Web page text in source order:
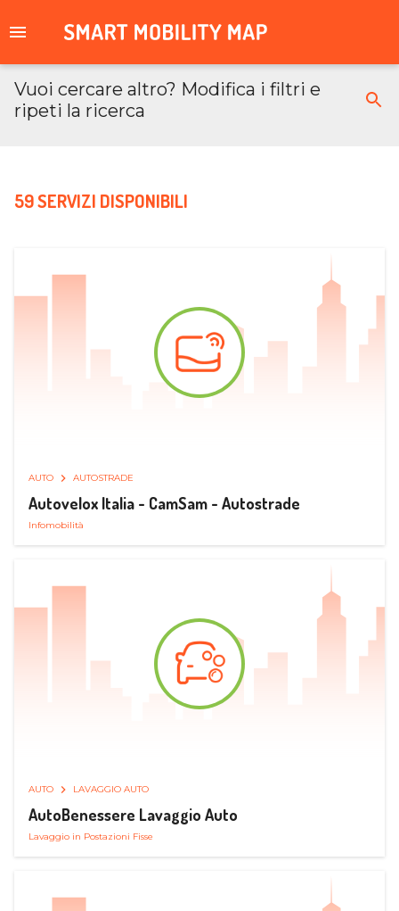
Vuoi cercare altro? Modifica i filtri e
ripeti la ricerca
59 SERVIZI DISPONIBILI
AUTO AUTOSTRADE
Autovelox Italia - CamSam - Autostrade
Infomobilità
AUTO LAVAGGIO AUTO
AutoBenessere Lavaggio Auto
Lavaggio in Postazioni Fisse